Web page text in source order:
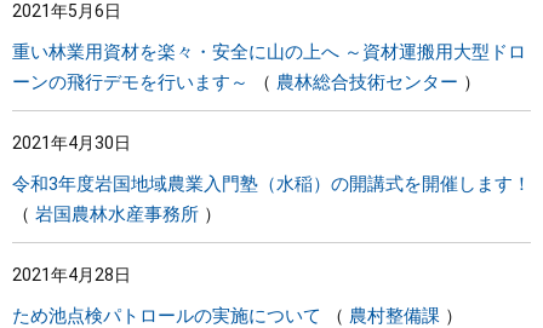
2021年5月6日
重い林業用資材を楽々・安全に山の上へ ～資材運搬用大型ドロ
ーンの飛行デモを行います～
農林総合技術センター
2021年4月30日
令和3年度岩国地域農業入門塾（水稲）の開講式を開催します！
岩国農林水産事務所
2021年4月28日
ため池点検パトロールの実施について 農村整備課